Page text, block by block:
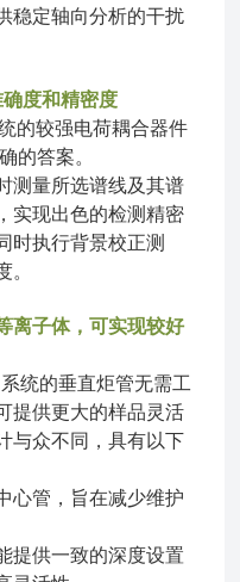
稳定轴向分析的干扰
度和精密度
的较强电荷耦合器件
的答案。
测量所选谱线及其谱
实现出色的检测精密
时执行背景校正测
。
离子体，可实现较好
统的垂直炬管无需工
提供更大的样品灵活
与众不同，具有以下
心管，旨在减少维护
提供一致的深度设置